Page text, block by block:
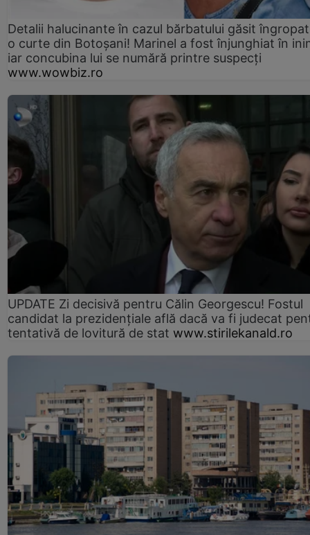
Detalii halucinante în cazul bărbatului găsit
o curte din Botoșani! Marinel a fost înjunghiat în
iar concubina lui se numără printre suspecți
www.wowbiz.ro
UPDATE Zi decisivă pentru Călin Georgescu! Fostul
candidat la prezidențiale află dacă va fi judecat
tentativă de lovitură de stat www.stirilekanald.ro